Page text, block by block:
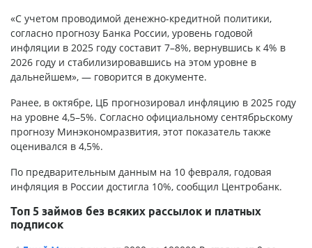
«С учетом проводимой денежно-кредитной политики,
согласно прогнозу Банка России, уровень годовой
инфляции в 2025 году составит 7–8%, вернувшись к 4% в
2026 году и стабилизировавшись на этом уровне в
дальнейшем», — говорится в документе.
Ранее, в октябре, ЦБ прогнозировал инфляцию в 2025 году
на уровне 4,5–5%. Согласно официальному сентябрьскому
прогнозу Минэкономразвития, этот показатель также
оценивался в 4,5%.
По предварительным данным на 10 февраля, годовая
инфляция в России достигла 10%, сообщил Центробанк.
Топ 5 займов без всяких рассылок и платных
подписок